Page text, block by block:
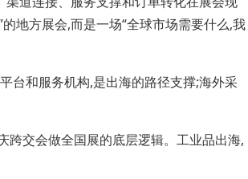
地方展会,而是一场“全球市场需要什么,我
和服务机构,是出海的路径支撑;海外采
交会做全国展的底层逻辑。工业品出海,